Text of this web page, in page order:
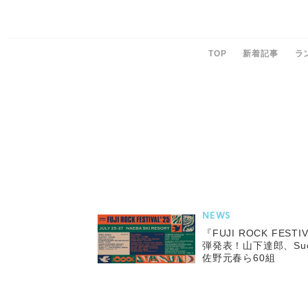
TOP 新着記事 ラ
NEWS
『FUJI ROCK
弾発表！山下達郎、
佐野元春ら60組